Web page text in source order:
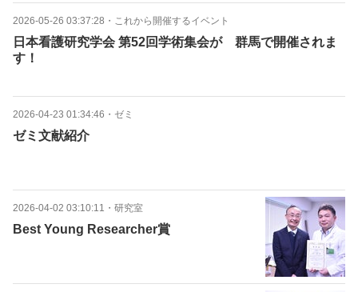
2026-05-26 03:37:28 ・ これから開催するイベント
日本看護研究学会 第52回学術集会が 群馬で開催されま
す！
2026-04-23 01:34:46 ・ ゼミ
ゼミ文献紹介
2026-04-02 03:10:11 ・ 研究室
Best Young Researcher賞